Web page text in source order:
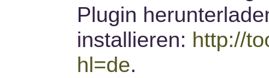
Plugin
installieren: http://
hl=de.